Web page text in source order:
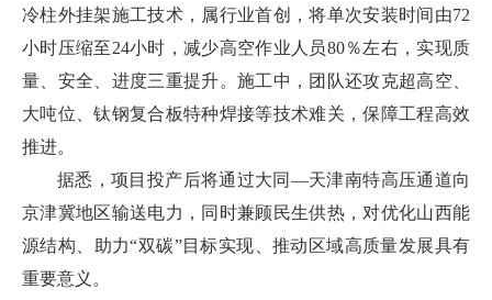
冷柱外挂架施工技术，属行业首创，将单次安装时间由72
小时压缩至24小时，减少高空作业人员80％左右，实现质
量、安全、进度三重提升。施工中，团队还攻克超高空、
大吨位、钛钢复合板特种焊接等技术难关，保障工程高效
推进。
据悉，项目投产后将通过大同—天津南特高压通道向
京津冀地区输送电力，同时兼顾民生供热，对优化山西能
源结构、助力“双碳”目标实现、推动区域高质量发展具有
重要意义。